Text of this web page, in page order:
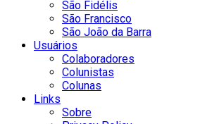
São Fidélis
São Francisco
São João da Barra
Usuários
Colaboradores
Colunistas
Colunas
Links
Sobre